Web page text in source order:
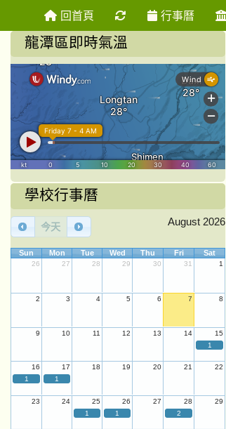
回首頁 重新取得佈景設定
行事曆
龍潭區即時氣溫
學校行事曆
今天 August 2026
Sun Mon Tue Wed Thu Fri Sat
26 27 28 29 30 31 1
2 3 4 5 6 7 8
9 10 11 12 13 14
15
1
16 17 18 19 20 21
22
1
1
23 24 25 26 27 28
29
1
1 2